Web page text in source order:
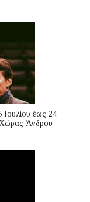
έως 24
Άνδρου